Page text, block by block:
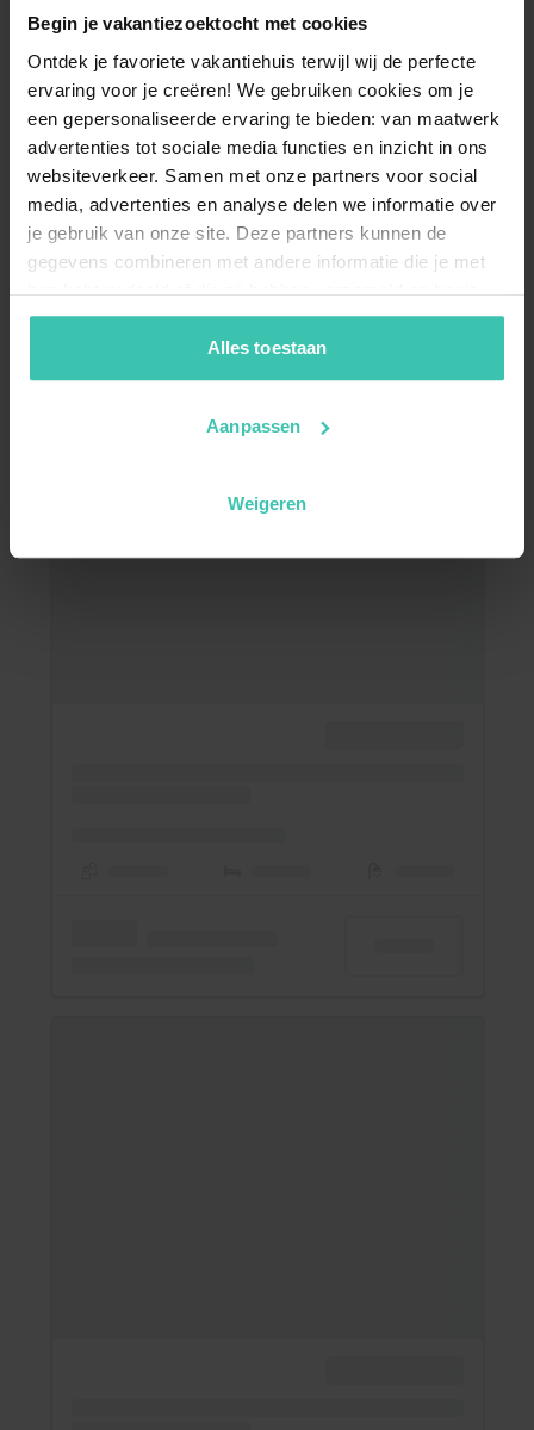
Begin je vakantiezoektocht met cookies
Ontdek je favoriete vakantiehuis terwijl wij de perfecte
ervaring voor je creëren! We gebruiken cookies om je
een gepersonaliseerde ervaring te bieden: van maatwerk
advertenties tot sociale media functies en inzicht in ons
websiteverkeer. Samen met onze partners voor social
media, advertenties en analyse delen we informatie over
je gebruik van onze site. Deze partners kunnen de
gegevens combineren met andere informatie die je met
hen hebt gedeeld of die zij hebben verzameld op basis
van je gebruik van hun diensten. Zo zorgen we ervoor dat
jouw vakantiezoektocht soepel en op maat verloopt!
Alles toestaan
Aanpassen
Weigeren